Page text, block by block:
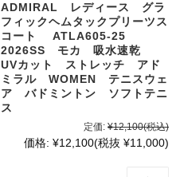
ADMIRAL レディース グラ
フィックヘムタックプリーツス
コート ATLA605-25
2026SS モカ 吸水速乾
UVカット ストレッチ アド
ミラル WOMEN テニスウェ
ア バドミントン ソフトテニ
ス
定価: ¥12,100(税込)
価格: ¥12,100(税抜 ¥11,000)